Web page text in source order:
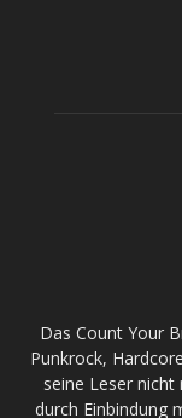
Das Count Your
Punkrock,
seine Leser
durch Einbindung